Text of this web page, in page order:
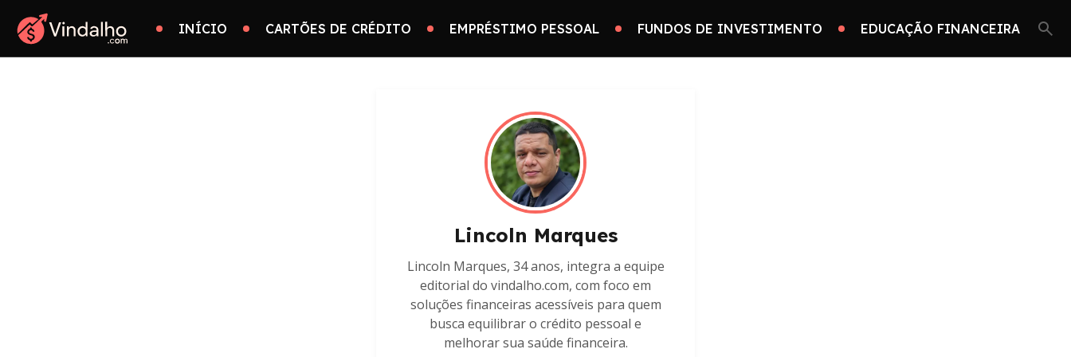
INÍCIO CARTÕES DE CRÉDITO EMPRÉSTIMO PESSOAL FUNDOS DE INVESTIMENTO EDUCAÇÃO FINANCEIRA
Lincoln Marques
Lincoln Marques, 34 anos, integra a equipe
editorial do vindalho.com, com foco em
soluções financeiras acessíveis para quem
busca equilibrar o crédito pessoal e
melhorar sua saúde financeira.